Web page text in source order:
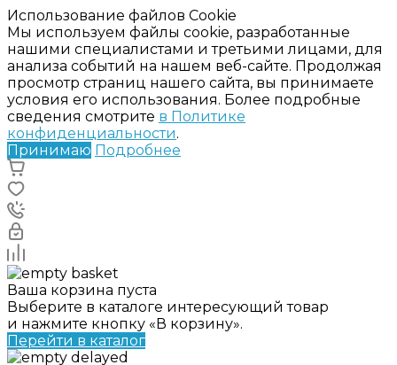
Использование файлов Cookie
Мы используем файлы cookie, разработанные
нашими специалистами и третьими лицами, для
анализа событий на нашем веб-сайте. Продолжая
просмотр страниц нашего сайта, вы принимаете
условия его использования. Более подробные
сведения смотрите в Политике
конфиденциальности.
Принимаю Подробнее
Ваша корзина пуста
Выберите в каталоге интересующий товар
и нажмите кнопку «В корзину».
Перейти в каталог